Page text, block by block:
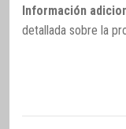
Información
detallada sobre la